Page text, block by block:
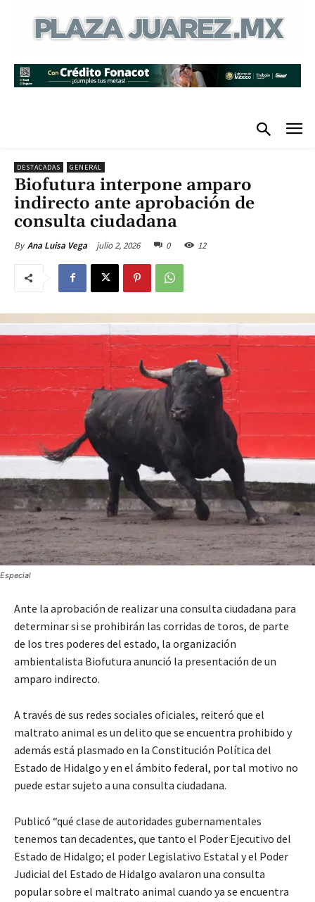
DESTACADAS GENERAL
Biofutura interpone amparo
indirecto ante aprobación de
consulta ciudadana
By Ana Luisa Vega julio 2, 2026 0 12
Especial
Ante la aprobación de realizar una consulta ciudadana para
determinar si se prohibirán las corridas de toros, de parte
de los tres poderes del estado, la organización
ambientalista Biofutura anunció la presentación de un
amparo indirecto.
A través de sus redes sociales oficiales, reiteró que el
maltrato animal es un delito que se encuentra prohibido y
además está plasmado en la Constitución Política del
Estado de Hidalgo y en el ámbito federal, por tal motivo no
puede estar sujeto a una consulta ciudadana.
Publicó “qué clase de autoridades gubernamentales
tenemos tan decadentes, que tanto el Poder Ejecutivo del
Estado de Hidalgo; el poder Legislativo Estatal y el Poder
Judicial del Estado de Hidalgo avalaron una consulta
popular sobre el maltrato animal cuando ya se encuentra